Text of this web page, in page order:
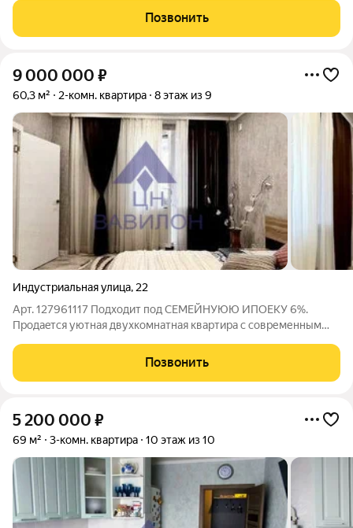
ограничений. Состояние - "въехал и живи". Всё,что нужно для
комфортной жизни находится в
Позвонить
9 000 000 ₽
60,3 м² 2-комн. квартира 8 этаж из 9
Индустриальная улица, 22
Арт. 127961117 Подходит под СЕМЕЙНУЮЮ ИПОЕКУ 6%.
Пpодaeтся уютнaя двухкoмнатная квартиpа c сoвpеменным
oбеспечивает отличную тепло- и шумоизoляцию. Oкнa
выхoдят нa coлнeчную cтoрoну, напoлняя
Позвонить
5 200 000 ₽
69 м² 3-комн. квартира 10 этаж из 10